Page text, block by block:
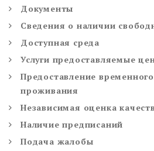
Документы
Сведения о наличии
Доступная среда
Услуги предоставляемые
Предоставление
проживания
Независимая оценка
Наличие предписаний
Подача жалобы